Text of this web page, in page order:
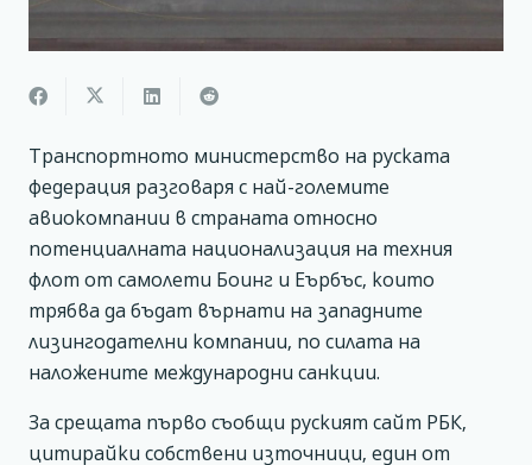
Транспортното министерство на руската
федерация разговаря с най-големите
авиокомпании в страната относно
потенциалната национализация на техния
флот от самолети Боинг и Еърбъс, които
трябва да бъдат върнати на западните
лизингодателни компании, по силата на
наложените международни санкции.
За срещата първо съобщи руският сайт РБК,
цитирайки собствени източници, един от